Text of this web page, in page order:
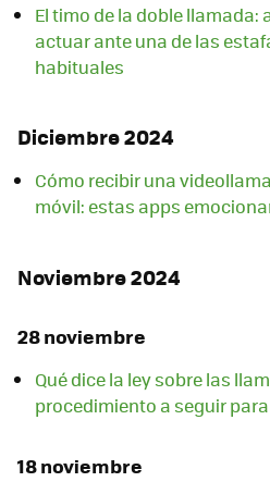
El timo de la doble llamada:
actuar ante una de las
habituales
Diciembre 2024
Cómo recibir una
móvil: estas apps
Noviembre 2024
28 noviembre
Qué dice la ley sobre las
procedimiento a seguir
18 noviembre